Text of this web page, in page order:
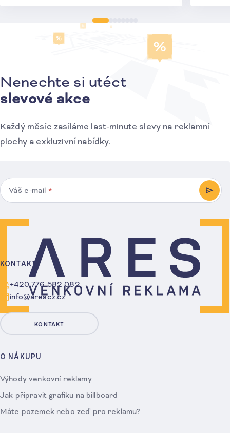
Přihlášení k odběru novinek
Nenechte si utéct
slevové akce
Každý měsíc zasíláme last-minute slevy na reklamní
plochy a exkluzivní nabídky.
Váš e-mail *
O NÁKUPU
Výhody venkovní reklamy
Jak připravit grafiku na billboard
Máte pozemek nebo zeď pro reklamu?
KONTAKT
+420 776 582 082
info@arescz.cz
KONTAKT